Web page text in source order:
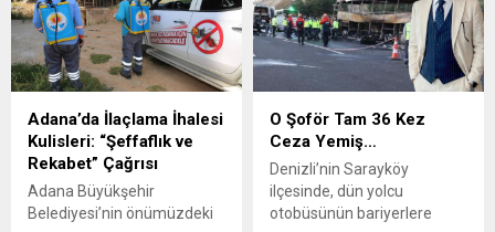
alacağız” Radyo Televizyon
Yayıncıları Meslek Birliği
(RATEM) Yönetim Kurulu
Başkanı Vedat Gündoğan,
RATEM’de yeni dönemin
şeffaflık, katılımcılık ve ortak
akıl esaslı bir yönetim
anlayışıyla yürütüleceğini
bildirdi. Gündoğan,
RATEM’in...
düzenlemesine gidiliyor.
Açıklamaya göre, D-400
Karayolu’nun Mersin’den
Adana istikameti 4 Mart
2026 ile 30 Nisan 2026
tarihleri arasında araç
trafiğine kapatılacak.
Çalışmaların belirtilen
tarihler arasında
tamamlanması...
Adana’da İlaçlama İhalesi
Kulisleri: “Şeffaflık ve
Rekabet” Çağrısı
Adana Büyükşehir
Belediyesi’nin önümüzdeki
O Şoför Tam 36 Kez
Ceza Yemiş…
Denizli’nin Sarayköy
ilçesinde, dün yolcu
otobüsünün bariyerlere